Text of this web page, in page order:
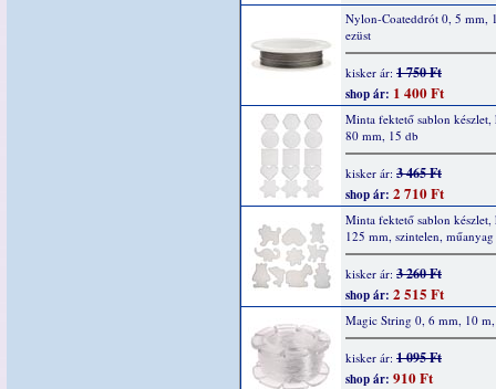
Nylon-Coateddrót 0, 5 mm,
ezüst
kisker ár: 1 750 Ft
shop ár: 1 400 Ft
Minta fektető sablon
80 mm, 15 db
kisker ár: 3 465 Ft
shop ár: 2 710 Ft
Minta fektető sablon
125 mm, szintelen, műanyag
kisker ár: 3 260 Ft
shop ár: 2 515 Ft
Magic String 0, 6 mm, 10 m,
kisker ár: 1 095 Ft
shop ár: 910 Ft